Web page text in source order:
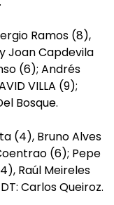
Ramos (8),
Joan Capdevila
(6); Andrés
VILLA (9);
Bosque.
(4), Bruno Alves
(6); Pepe
Raúl Meireles
Carlos Queiroz.